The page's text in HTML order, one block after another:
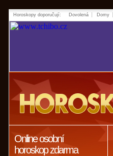
Horoskopy doporučují: Dovolená Domy
Online osobní
horoskop zdarma